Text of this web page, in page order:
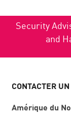
Security
and
CONTACTER
Amérique du